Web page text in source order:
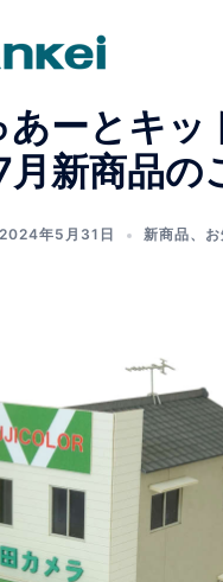
あーとキ
新商品の
2024年5月31日 新商品、